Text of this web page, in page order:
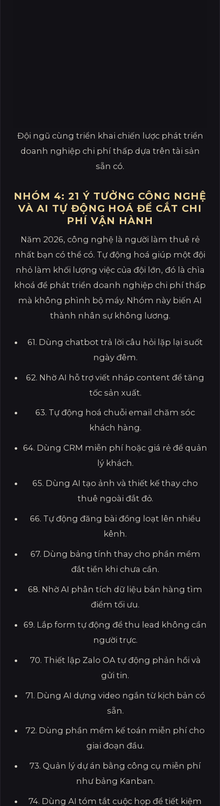
Đội ngũ cùng triển khai chiến lược phát triển
doanh nghiệp chi phí thấp dựa trên tài sản
sẵn có.
NHÓM 4: 21 Ý TƯỞNG CÔNG NGHỆ
VÀ AI TỰ ĐỘNG HOÁ ĐỂ CẮT CHI
PHÍ VẬN HÀNH
Năm 2026, công nghệ là người làm thuê rẻ
nhất bạn có thể có. Tự động hoá giúp một đội
nhỏ làm khối lượng việc của đội lớn, đó là chìa
khoá để phát triển doanh nghiệp chi phí thấp
mà không phình bộ máy. Nhóm này biến AI
thành nhân sự không lương.
61. Dùng chatbot trả lời câu hỏi lặp lại suốt
ngày đêm.
62. Nhờ AI hỗ trợ viết nháp content để tăng
tốc sản xuất.
63. Tự động hoá chuỗi email chăm sóc
khách hàng.
64. Dùng CRM miễn phí hoặc giá rẻ để quản
lý khách.
65. Dùng AI tạo ảnh và thiết kế thay cho
thuê ngoài đắt đỏ.
66. Tự động đăng bài đồng loạt lên nhiều
kênh.
67. Dùng bảng tính thay cho phần mềm
đắt tiền khi chưa cần.
68. Nhờ AI phân tích dữ liệu bán hàng tìm
điểm tối ưu.
69. Lắp form tự động để thu lead không cần
người trực.
70. Thiết lập Zalo OA tự động phản hồi và
gửi tin.
71. Dùng AI dựng video ngắn từ kịch bản có
sẵn.
72. Dùng phần mềm kế toán miễn phí cho
giai đoạn đầu.
73. Quản lý dự án bằng công cụ miễn phí
như bảng Kanban.
74. Dùng AI tóm tắt cuộc họp để tiết kiệm